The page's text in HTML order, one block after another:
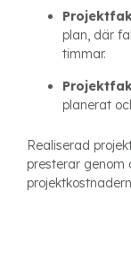
plan, där
timmar.
planerat
Realiserad
presterar